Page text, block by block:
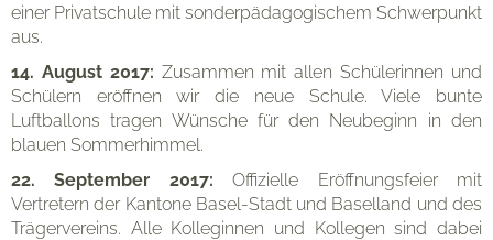
einer Privatschule mit sonderpädagogischem Schwerpunkt
aus.
14. August 2017: Zusammen mit allen Schülerinnen und
Schülern eröffnen wir die neue Schule. Viele bunte
Luftballons tragen Wünsche für den Neubeginn in den
blauen Sommerhimmel.
22. September 2017:Offizielle Eröffnungsfeier mit
Vertretern der Kantone Basel-Stadt und Baselland und des
Trägervereins. Alle Kolleginnen und Kollegen sind dabei